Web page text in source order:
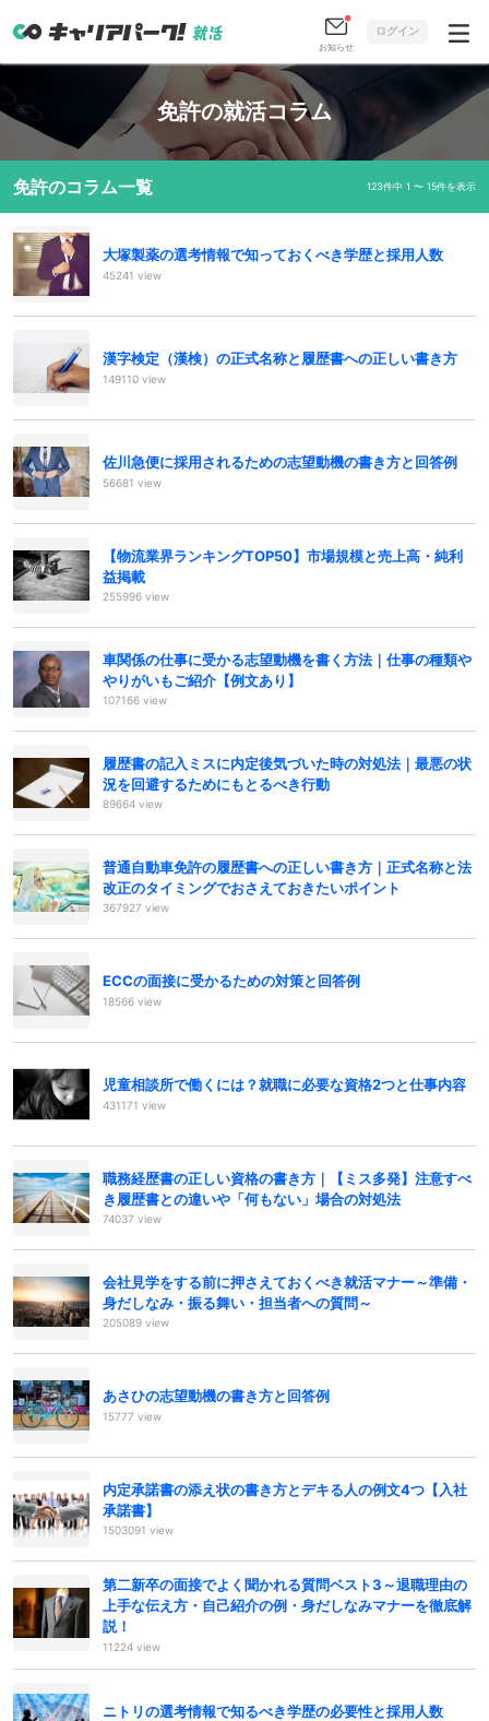
お知らせ
ログイン
免許の就活コラム
免許のコラム一覧 123件中 1 〜 15件を表示
大塚製薬の選考情報で知っておくべき学歴と採用人数
45241 view
漢字検定（漢検）の正式名称と履歴書への正しい書き方
149110 view
佐川急便に採用されるための志望動機の書き方と回答例
56681 view
【物流業界ランキングTOP50】市場規模と売上高・純利
益掲載
255996 view
車関係の仕事に受かる志望動機を書く方法｜仕事の種類や
やりがいもご紹介【例文あり】
107166 view
履歴書の記入ミスに内定後気づいた時の対処法｜最悪の状
況を回避するためにもとるべき行動
89664 view
普通自動車免許の履歴書への正しい書き方｜正式名称と法
改正のタイミングでおさえておきたいポイント
367927 view
ECCの面接に受かるための対策と回答例
18566 view
児童相談所で働くには？就職に必要な資格2つと仕事内容
431171 view
職務経歴書の正しい資格の書き方｜【ミス多発】注意すべ
き履歴書との違いや「何もない」場合の対処法
74037 view
会社見学をする前に押さえておくべき就活マナー～準備・
身だしなみ・振る舞い・担当者への質問～
205089 view
あさひの志望動機の書き方と回答例
15777 view
内定承諾書の添え状の書き方とデキる人の例文4つ【入社
承諾書】
1503091 view
第二新卒の面接でよく聞かれる質問ベスト3～退職理由の
上手な伝え方・自己紹介の例・身だしなみマナーを徹底解
説！
11224 view
ニトリの選考情報で知るべき学歴の必要性と採用人数